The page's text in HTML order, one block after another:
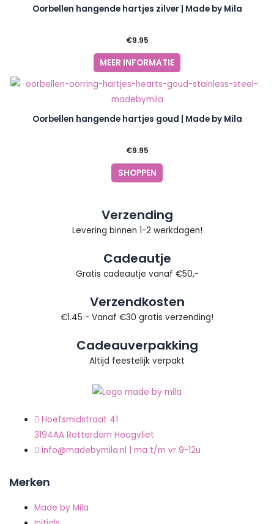
Oorbellen hangende hartjes zilver | Made by Mila
€9.95
MEER INFORMATIE
Oorbellen hangende hartjes goud | Made by Mila
€9.95
SHOPPEN
Verzending
Levering binnen 1-2 werkdagen!
Cadeautje
Gratis cadeautje vanaf €50,-
Verzendkosten
€1.45 - Vanaf €30 gratis verzending!
Cadeauverpakking
Altijd feestelijk verpakt
Hoefsmidstraat 41
3194AA Rotterdam Hoogvliet
info@madebymila.nl | ma t/m vr 9-12u
Merken
Made by Mila